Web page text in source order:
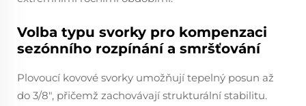
Volba typu svorky pro kompenzaci
sezónního rozpínání a smršťování
Plovoucí kovové svorky umožňují tepelný posun až
do 3/8", přičemž zachovávají strukturální stabilitu.